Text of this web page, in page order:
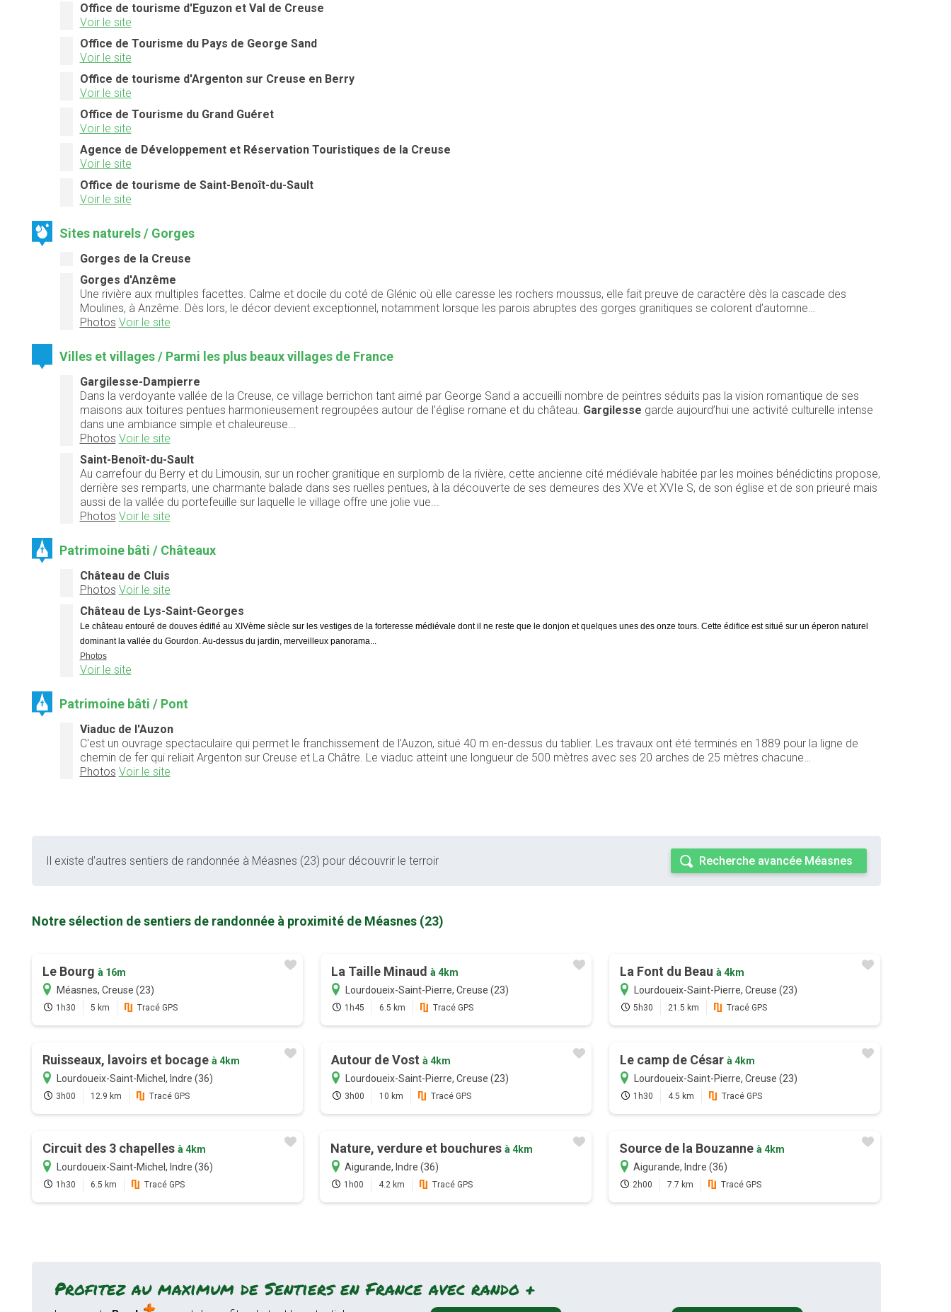
Office de tourisme d'Eguzon et Val de Creuse
Voir le site
Office de Tourisme du Pays de George Sand
Voir le site
Office de tourisme d'Argenton sur Creuse en Berry
Voir le site
Office de Tourisme du Grand Guéret
Voir le site
Agence de Développement et Réservation Touristiques de la Creuse
Voir le site
Office de tourisme de Saint-Benoît-du-Sault
Voir le site
Sites naturels / Gorges
Gorges de la Creuse
Gorges d'Anzême
Une rivière aux multiples facettes. Calme et docile du coté de Glénic où elle caresse les rochers moussus, elle fait preuve de caractère dès la cascade des
Moulines, à Anzême. Dès lors, le décor devient exceptionnel, notamment lorsque les parois abruptes des gorges granitiques se colorent d’automne…
Photos Voir le site
Villes et villages / Parmi les plus beaux villages de France
Gargilesse-Dampierre
Dans la verdoyante vallée de la Creuse, ce village berrichon tant aimé par George Sand a accueilli nombre de peintres séduits pas la vision romantique de ses
maisons aux toitures pentues harmonieusement regroupées autour de l’église romane et du château. Gargilesse garde aujourd’hui une activité culturelle intense
dans une ambiance simple et chaleureuse...
Photos Voir le site
Saint-Benoît-du-Sault
Au carrefour du Berry et du Limousin, sur un rocher granitique en surplomb de la rivière, cette ancienne cité médiévale habitée par les moines bénédictins propose,
derrière ses remparts, une charmante balade dans ses ruelles pentues, à la découverte de ses demeures des XVe et XVIe S, de son église et de son prieuré mais
aussi de la vallée du portefeuille sur laquelle le village offre une jolie vue...
Photos Voir le site
Patrimoine bâti / Châteaux
Château de Cluis
Photos Voir le site
Château de Lys-Saint-Georges
Le château entouré de douves édifié au XIVème siècle sur les vestiges de la forteresse médiévale dont il ne reste que le donjon et quelques unes des onze tours. Cette édifice est situé sur un éperon naturel
dominant la vallée du Gourdon. Au-dessus du jardin, merveilleux panorama...
Photos
Voir le site
Patrimoine bâti / Pont
Viaduc de l'Auzon
C'est un ouvrage spectaculaire qui permet le franchissement de l'Auzon, situé 40 m en-dessus du tablier. Les travaux ont été terminés en 1889 pour la ligne de
chemin de fer qui reliait Argenton sur Creuse et La Châtre. Le viaduc atteint une longueur de 500 mètres avec ses 20 arches de 25 mètres chacune…
Photos Voir le site
Il existe d'autres sentiers de randonnée à Méasnes (23) pour découvrir le terroir Recherche avancée Méasnes
Notre sélection de sentiers de randonnée à proximité de Méasnes (23)
Le Bourg à 16m
Méasnes, Creuse (23)
1h30 5 km Tracé GPS
La Taille Minaud à 4km
Lourdoueix-Saint-Pierre, Creuse (23)
1h45 6.5 km Tracé GPS
La Font du Beau à 4km
Lourdoueix-Saint-Pierre, Creuse (23)
5h30 21.5 km Tracé GPS
Ruisseaux, lavoirs et bocage à 4km
Lourdoueix-Saint-Michel, Indre (36)
3h00 12.9 km Tracé GPS
Autour de Vost à 4km
Lourdoueix-Saint-Pierre, Creuse (23)
3h00 10 km Tracé GPS
Le camp de César à 4km
Lourdoueix-Saint-Pierre, Creuse (23)
1h30 4.5 km Tracé GPS
Circuit des 3 chapelles à 4km
Lourdoueix-Saint-Michel, Indre (36)
1h30 6.5 km Tracé GPS
Nature, verdure et bouchuresà 4km
Aigurande, Indre (36)
1h00 4.2 km Tracé GPS
Source de la Bouzanneà 4km
Aigurande, Indre (36)
2h00 7.7 km Tracé GPS
Profitez au maximum de Sentiers en France avec rando +